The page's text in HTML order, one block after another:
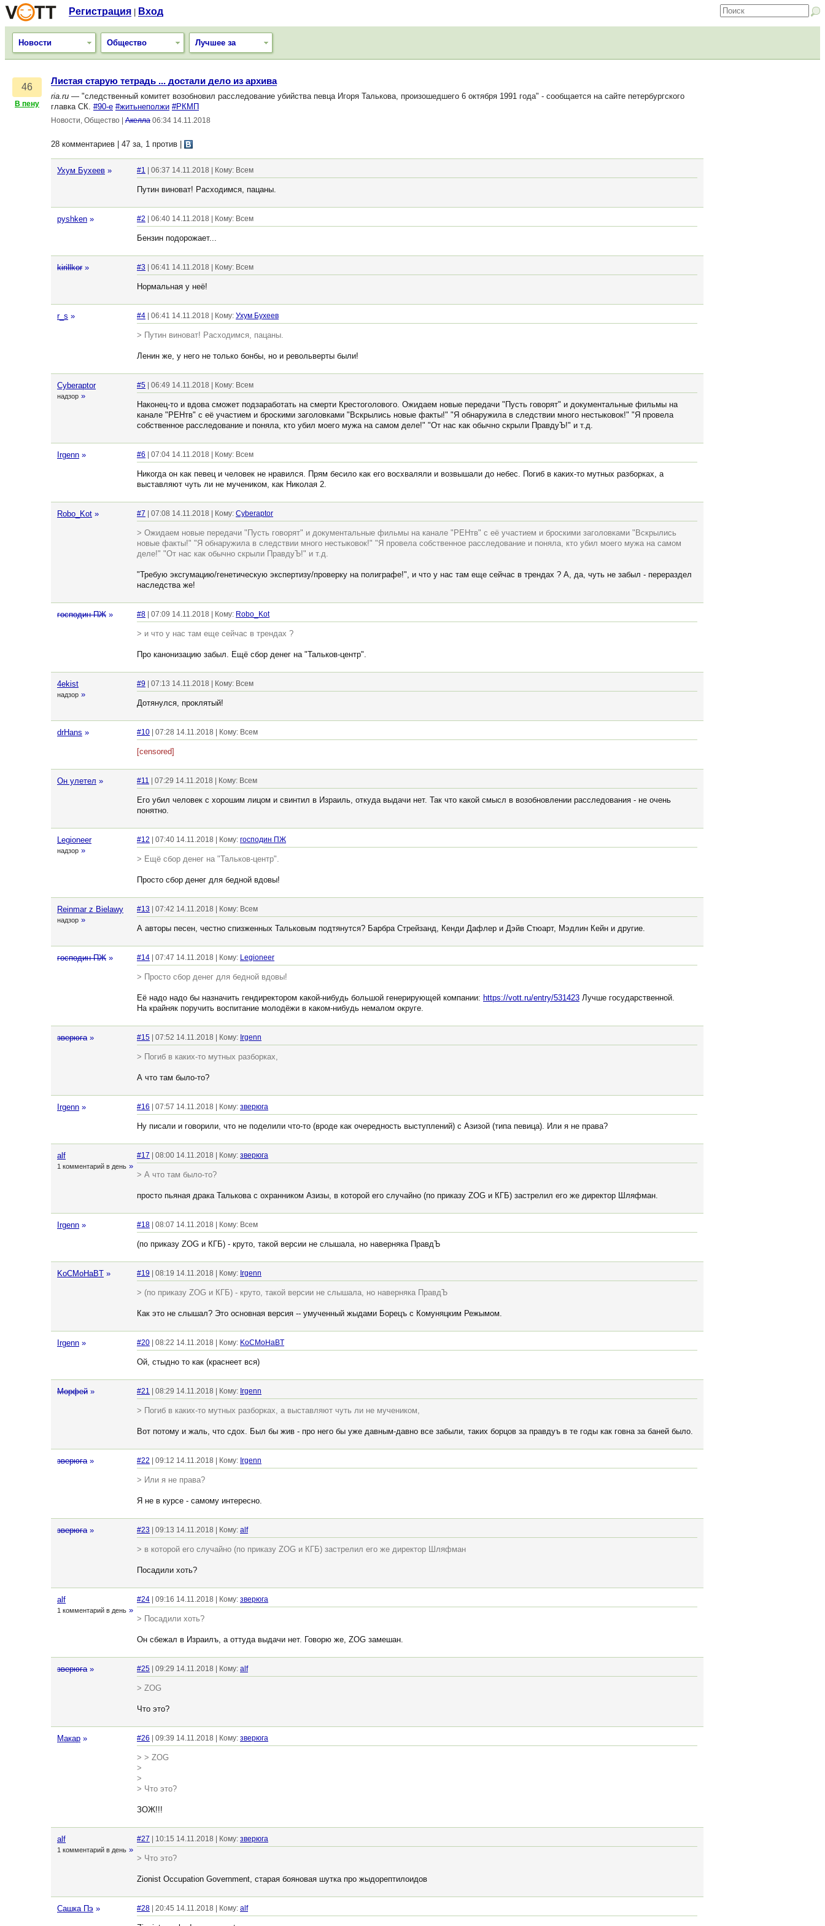
Регистрация Вход
Новости Общество Лучшее за
46
В пену
Листая старую тетрадь ... достали дело из архива
ria.ru — "следственный комитет возобновил расследование убийства певца Игоря Талькова, произошедшего 6 октября 1991 года" - сообщается на сайте петербургского
главка СК. #90-е #житьнеполжи #РКМП
Новости, Общество Акелла 06:34 14.11.2018
28 комментариев | 47 за, 1 против
Ухум Бухеев » #1 | 06:37 14.11.2018 | Кому: Всем
Путин виноват! Расходимся, пацаны.
pyshken » #2 | 06:40 14.11.2018 | Кому: Всем
Бензин подорожает...
kirillkor » #3 | 06:41 14.11.2018 | Кому: Всем
Нормальная у неё!
r_s » #4 | 06:41 14.11.2018 | Кому: Ухум Бухеев
> Путин виноват! Расходимся, пацаны.
Ленин же, у него не только бонбы, но и револьверты были!
Cyberaptor
надзор »
#5 | 06:49 14.11.2018 | Кому: Всем
Наконец-то и вдова сможет подзаработать на смерти Крестоголового. Ожидаем новые передачи "Пусть говорят" и документальные фильмы на
канале "РЕНтв" с её участием и броскими заголовками "Вскрылись новые факты!" "Я обнаружила в следствии много нестыковок!" "Я провела
собственное расследование и поняла, кто убил моего мужа на самом деле!" "От нас как обычно скрыли ПравдуЪ!" и т.д.
Irgenn » #6 | 07:04 14.11.2018 | Кому: Всем
Никогда он как певец и человек не нравился. Прям бесило как его восхваляли и возвышали до небес. Погиб в каких-то мутных разборках, а
выставляют чуть ли не мучеником, как Николая 2.
Robo_Kot » #7 | 07:08 14.11.2018 | Кому: Cyberaptor
> Ожидаем новые передачи "Пусть говорят" и документальные фильмы на канале "РЕНтв" с её участием и броскими заголовками "Вскрылись
новые факты!" "Я обнаружила в следствии много нестыковок!" "Я провела собственное расследование и поняла, кто убил моего мужа на самом
деле!" "От нас как обычно скрыли ПравдуЪ!" и т.д.
"Требую эксгумацию/генетическую экспертизу/проверку на полиграфе!", и что у нас там еще сейчас в трендах ? А, да, чуть не забыл - перераздел
наследства же!
господин ПЖ » #8 | 07:09 14.11.2018 | Кому: Robo_Kot
> и что у нас там еще сейчас в трендах ?
Про канонизацию забыл. Ещё сбор денег на "Тальков-центр".
4ekist
надзор »
#9 | 07:13 14.11.2018 | Кому: Всем
Дотянулся, проклятый!
drHans » #10 | 07:28 14.11.2018 | Кому: Всем
[censored]
Он улетел » #11 | 07:29 14.11.2018 | Кому: Всем
Его убил человек с хорошим лицом и свинтил в Израиль, откуда выдачи нет. Так что какой смысл в возобновлении расследования - не очень
понятно.
Legioneer
надзор »
#12 | 07:40 14.11.2018 | Кому: господин ПЖ
> Ещё сбор денег на "Тальков-центр".
Просто сбор денег для бедной вдовы!
Reinmar z Bielawy
надзор »
#13 | 07:42 14.11.2018 | Кому: Всем
А авторы песен, честно спизженных Тальковым подтянутся? Барбра Стрейзанд, Кенди Дафлер и Дэйв Стюарт, Мэдлин Кейн и другие.
господин ПЖ » #14 | 07:47 14.11.2018 | Кому: Legioneer
> Просто сбор денег для бедной вдовы!
Её надо надо бы назначить гендиректором какой-нибудь большой генерирующей компании: https://vott.ru/entry/531423 Лучше государственной.
На крайняк поручить воспитание молодёжи в каком-нибудь немалом округе.
зверюга » #15 | 07:52 14.11.2018 | Кому: Irgenn
> Погиб в каких-то мутных разборках,
А что там было-то?
Irgenn » #16 | 07:57 14.11.2018 | Кому: зверюга
Ну писали и говорили, что не поделили что-то (вроде как очередность выступлений) с Азизой (типа певица). Или я не права?
alf
1 комментарий в день »
#17 | 08:00 14.11.2018 | Кому: зверюга
> А что там было-то?
просто пьяная драка Талькова с охранником Азизы, в которой его случайно (по приказу ZOG и КГБ) застрелил его же директор Шляфман.
Irgenn » #18 | 08:07 14.11.2018 | Кому: Всем
(по приказу ZOG и КГБ) - круто, такой версии не слышала, но наверняка ПравдЪ
KoCMoHaBT » #19 | 08:19 14.11.2018 | Кому: Irgenn
> (по приказу ZOG и КГБ) - круто, такой версии не слышала, но наверняка ПравдЪ
Как это не слышал? Это основная версия -- умученный жыдами Борецъ с Комуняцким Режымом.
Irgenn » #20 | 08:22 14.11.2018 | Кому: KoCMoHaBT
Ой, стыдно то как (краснеет вся)
Морфей » #21 | 08:29 14.11.2018 | Кому: Irgenn
> Погиб в каких-то мутных разборках, а выставляют чуть ли не мучеником,
Вот потому и жаль, что сдох. Был бы жив - про него бы уже давным-давно все забыли, таких борцов за правдуъ в те годы как говна за баней было.
зверюга » #22 | 09:12 14.11.2018 | Кому: Irgenn
> Или я не права?
Я не в курсе - самому интересно.
зверюга » #23 | 09:13 14.11.2018 | Кому: alf
> в которой его случайно (по приказу ZOG и КГБ) застрелил его же директор Шляфман
Посадили хоть?
alf
1 комментарий в день »
#24 | 09:16 14.11.2018 | Кому: зверюга
> Посадили хоть?
Он сбежал в Израилъ, а оттуда выдачи нет. Говорю же, ZOG замешан.
зверюга » #25 | 09:29 14.11.2018 | Кому: alf
> ZOG
Что это?
Макар » #26 | 09:39 14.11.2018 | Кому: зверюга
> > ZOG
>
>
> Что это?
ЗОЖ!!!
alf
1 комментарий в день »
#27 | 10:15 14.11.2018 | Кому: зверюга
> Что это?
Zionist Occupation Government, старая бояновая шутка про жыдорептилоидов
Сашка Пэ » #28 | 20:45 14.11.2018 | Кому: alf